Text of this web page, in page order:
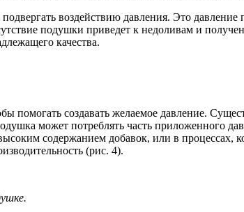
воздействию давления. Это давление
подушки приведет к недоливам и
качества.
создавать желаемое давление.
может потреблять часть приложенного
содержанием добавок, или в процессах,
(рис. 4).